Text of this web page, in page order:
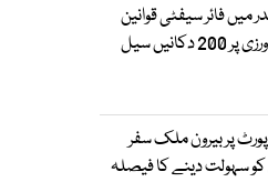
میں فائر سیفٹی قوانین
سیل
پر بیرون ملک سفر
کو سہولت دینے کا فیصلہ